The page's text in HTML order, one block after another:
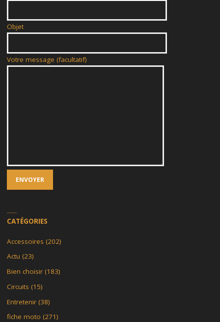
Objet
Votre message (facultatif)
CATÉGORIES
Accessoires (202)
Actu (23)
Bien choisir(183)
Circuits (15)
Entretenir(38)
fiche moto (271)